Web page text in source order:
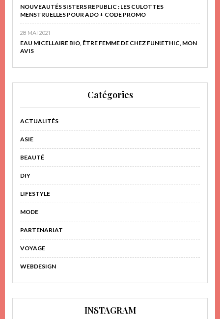
NOUVEAUTÉS SISTERS REPUBLIC : LES CULOTTES
MENSTRUELLES POUR ADO + CODE PROMO
28 MAI 2021
EAU MICELLAIRE BIO, ÊTRE FEMME DE CHEZ FUN!ETHIC, MON
AVIS
Catégories
ACTUALITÉS
ASIE
BEAUTÉ
DIY
LIFESTYLE
MODE
PARTENARIAT
VOYAGE
WEBDESIGN
INSTAGRAM